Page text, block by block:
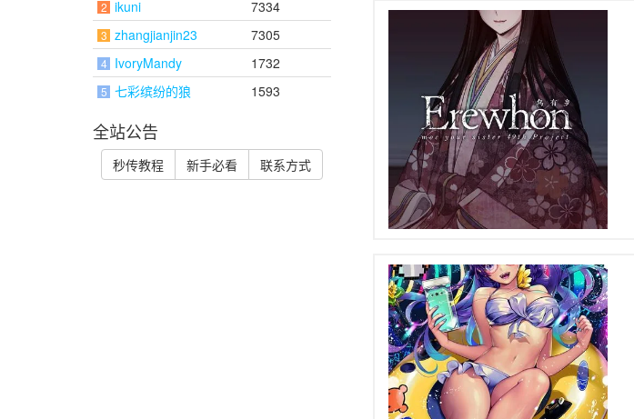
2 ikuni 7334
3 zhangjianjin23 7305
4 IvoryMandy 1732
5 七彩缤纷的狼 1593
全站公告
秒传教程 新手必看 联系方式